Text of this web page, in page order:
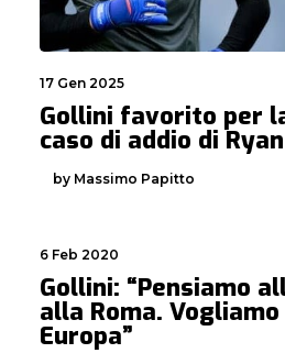
17 Gen 2025
Gollini favorito per
caso di addio di Ryan
by Massimo Papitto
6 Feb 2020
Gollini: “Pensiamo
alla Roma.
Europa”